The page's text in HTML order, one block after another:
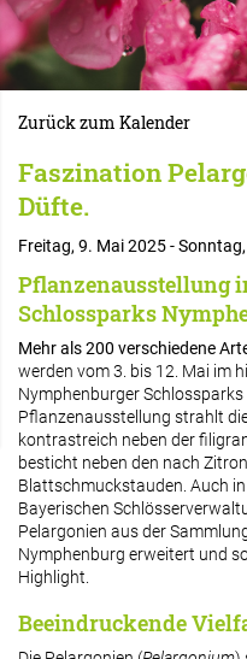
Zurück zum Kalender
Faszination
Düfte.
Freitag, 9. Mai 2025 -
Pflanzenausstellung
Schlossparks
Mehr als 200 verschiedene
werden vom 3. bis 12. Mai im
Nymphenburger Schlossparks
Pflanzenausstellung strahlt
kontrastreich neben der
besticht neben den nach
Blattschmuckstauden. Auch
Bayerischen
Pelargonien aus der
Nymphenburg erweitert und
Highlight.
Beeindruckende